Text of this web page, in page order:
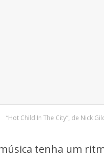
“Hot Child In The City”, de Nick
tenha um